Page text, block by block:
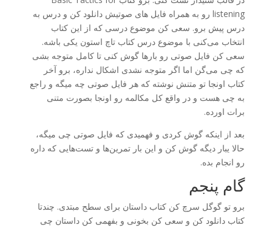
listening رو به همراه فایل های صوتیش دانلود کن و درس به
درس پیش برو. سعی کن موضوع درسی که از این کتاب
انتخاب می‌کنی با موضوع درس کتاب تاچ استون یکی باشه.
سعی کن فایل صوتی رو بارها گوش کنی تا کامل متوجه بشی
که چی می‌گن اما اگر متوجه نشدی اشکال نداره، برو آخر
کتاب اونجا تو متنش نوشته که هر فایل صوتی چه میگه و راجع
به چی هست و در واقع کل مکالمه رو اونجا بصورت متنی
برات اورده.
بعد از اینکه گوش کردی و فهمیدی که فایل صوتی چی میگه،
حالا یبار دیگه گوش کن و این بار تمرین‌ها و تست‌هایی که داره
رو انجام بده.
گام پنجم
برو تو گوگل سرچ کن کتاب داستان برای سطح مبتدی. چندتا
کتاب دانلود کن و سعی کن بخونی و بفهمی کن داستان چی